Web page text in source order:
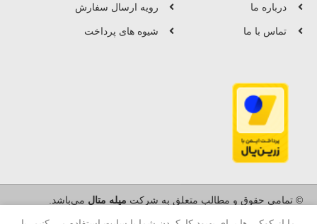
درباره ما
تماس با ما
رویه ارسال سفارش
شیوه های پرداخت
© تمامی حقوق و مطالب متعلق به شرکت میله متال می‌باشد.